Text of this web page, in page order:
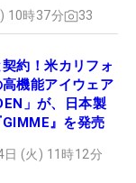
10時37分 33
約！米カリフォ
機能アイウェア
」が、日本製
』を発売
(火) 11時12分